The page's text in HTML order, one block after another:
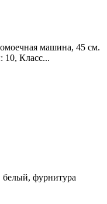
машина, 45 см.
10, Класс...
белый, фурнитура